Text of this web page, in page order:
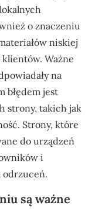
o znaczeniu
niskiej
Ważne
na
błędem jest
strony, takich jak
Strony, które
do urządzeń
i
odrzuceń.
są ważne